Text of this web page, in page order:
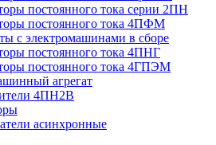
постоянного тока серии 2ПН
постоянного тока 4ПФМ
с электромашинами в сборе
постоянного тока 4ПНГ
постоянного тока 4ГПЭМ
агрегат
4ПН2В
асинхронные